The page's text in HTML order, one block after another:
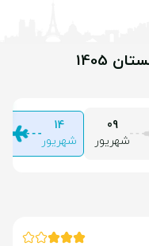
09
شهریور
14
شهریور